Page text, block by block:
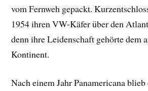
vom Fernweh gepackt.
1954 ihren VW-Käfer über den
denn ihre Leidenschaft gehörte dem
Kontinent.
Nach einem Jahr Panamericana